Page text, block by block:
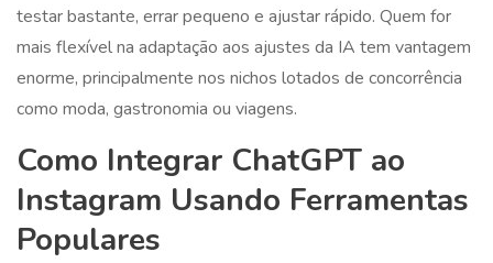
testar bastante, errar pequeno e ajustar rápido. Quem for
mais flexível na adaptação aos ajustes da IA tem vantagem
enorme, principalmente nos nichos lotados de concorrência
como moda, gastronomia ou viagens.
Como Integrar ChatGPT ao
Instagram Usando Ferramentas
Populares